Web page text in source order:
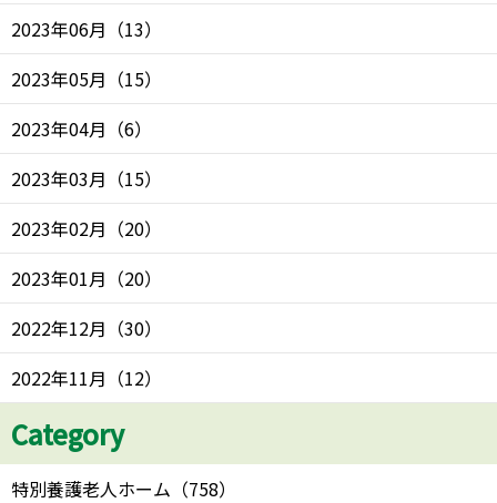
2023年06月 （13）
2023年05月 （15）
2023年04月 （6）
2023年03月 （15）
2023年02月 （20）
2023年01月 （20）
2022年12月 （30）
2022年11月 （12）
Category
特別養護老人ホーム （758）